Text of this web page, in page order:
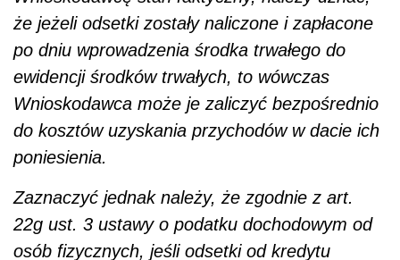
osób fizycznych, jeśli odsetki od kredytu
zostały naliczone i zapłacone do dnia
przekazania środka trwałego do używania, to
zwiększają one wartość początkową tego
środka trwałego i poprzez odpisy
amortyzacyjne mogą zostać zaliczone do
kosztów uzyskania przychodów.
Odliczenie VAT. Otrzymana przez Pana
VAT, dokumentująca poniesione wydatki